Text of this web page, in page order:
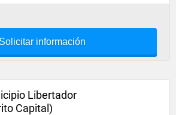
Solicitar información
Libertador
Capital)